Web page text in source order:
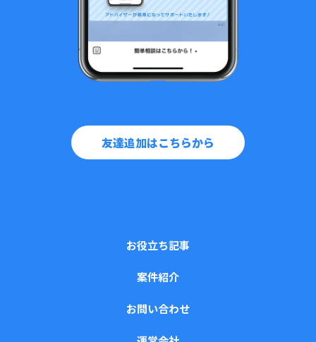
友達追加はこちらから
お役立ち記事
案件紹介
お問い合わせ